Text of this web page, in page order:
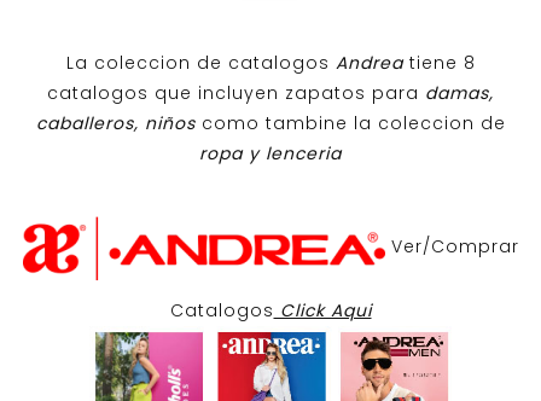
La coleccion de catalogos Andreatiene 8
catalogos que incluyen zapatos para damas,
caballeros, niños como tambine la coleccion de
ropa y lenceria
Ver/Comprar
Catalogos Click Aqui